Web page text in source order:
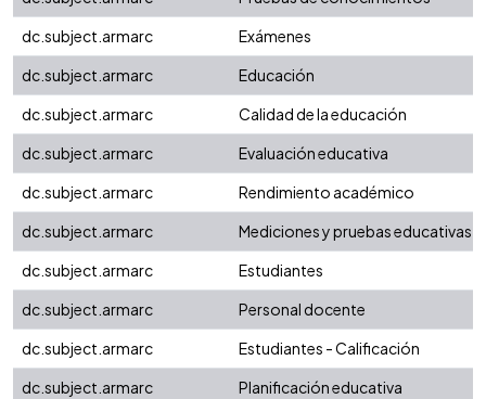
dc.subject.armarc
Exámenes
dc.subject.armarc
Educación
dc.subject.armarc
Calidad de la educación
dc.subject.armarc
Evaluación educativa
dc.subject.armarc
Rendimiento académico
dc.subject.armarc
Mediciones y pruebas educativas
dc.subject.armarc
Estudiantes
dc.subject.armarc
Personal docente
dc.subject.armarc
Estudiantes - Calificación
dc.subject.armarc
Planificación educativa